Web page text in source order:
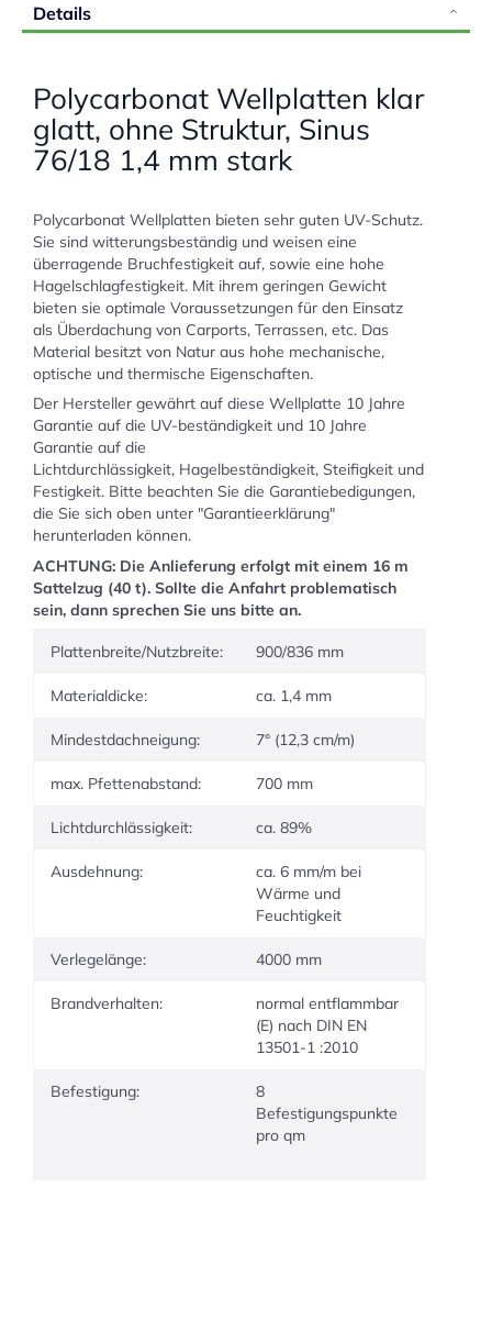
Details
Polycarbonat Wellplatten klar
glatt, ohne Struktur, Sinus
76/18 1,4 mm stark
Polycarbonat Wellplatten bieten sehr guten UV-Schutz.
Sie sind witterungsbeständig und weisen eine
überragende Bruchfestigkeit auf, sowie eine hohe
Hagelschlagfestigkeit. Mit ihrem geringen Gewicht
bieten sie optimale Voraussetzungen für den Einsatz
als Überdachung von Carports, Terrassen, etc. Das
Material besitzt von Natur aus hohe mechanische,
optische und thermische Eigenschaften.
Der Hersteller gewährt auf diese Wellplatte 10 Jahre
Garantie auf die UV-beständigkeit und 10 Jahre
Garantie auf die
Lichtdurchlässigkeit, Hagelbeständigkeit, Steifigkeit und
Festigkeit. Bitte beachten Sie die Garantiebedigungen,
die Sie sich oben unter "Garantieerklärung"
herunterladen können.
ACHTUNG: Die Anlieferung erfolgt mit einem 16 m
Sattelzug (40 t). Sollte die Anfahrt problematisch
sein, dann sprechen Sie uns bitte an.
Plattenbreite/Nutzbreite: 900/836 mm
Materialdicke: ca. 1,4 mm
Mindestdachneigung: 7° (12,3 cm/m)
max. Pfettenabstand: 700 mm
Lichtdurchlässigkeit: ca. 89%
Ausdehnung:
ca. 6 mm/m bei
Wärme und
Feuchtigkeit
Verlegelänge: 4000 mm
Brandverhalten:
normal entflammbar
(E) nach DIN EN
13501-1 :2010
Befestigung:
8
Befestigungspunkte
pro qm